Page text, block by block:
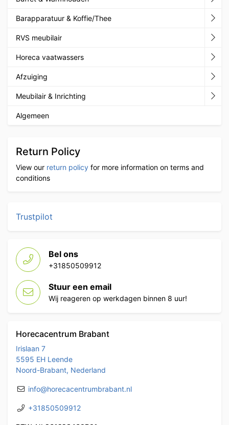
Barapparatuur & Koffie/Thee
RVS meubilair
Horeca vaatwassers
Afzuiging
Meubilair & Inrichting
Algemeen
Return Policy
View our return policy for more information on terms and
conditions
Trustpilot
Bel ons
+31850509912
Stuur een email
Wij reageren op werkdagen binnen 8 uur!
Horecacentrum Brabant
Irislaan 7
5595 EH Leende
Noord-Brabant, Nederland
info@horecacentrumbrabant.nl
+31850509912